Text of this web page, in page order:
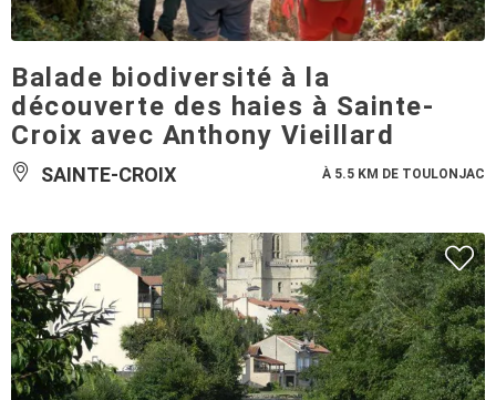
Balade biodiversité à la
découverte des haies à Sainte-
Croix avec Anthony Vieillard
SAINTE-CROIX À 5.5 KM DE TOULONJAC